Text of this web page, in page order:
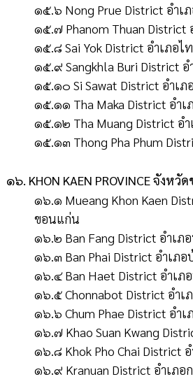
๑๕.๖ Nong Prue District อำเ
๑๕.๗ Phanom Thuan District
๑๕.๘ Sai Yok District อำเภอไ
๑๕.๙ Sangkhla Buri District อ
๑๕.๑๐ Si Sawat District อำเภ
๑๕.๑๑ Tha Maka District อำเ
๑๕.๑๒ Tha Muang District อำ
๑๕.๑๓ Thong Pha Phum
๑๖. KHON KAEN PROVINCE จังห
๑๖.๑ Mueang Khon Kaen
ขอนแก่น
๑๖.๒ Ban Fang District อำเภ
๑๖.๓ Ban Phai District อำเภอ
๑๖.๔ Ban Haet District อำเภ
๑๖.๕ Chonnabot District อำ
๑๖.๖ Chum Phae District อำ
๑๖.๗ Khao Suan Kwang
๑๖.๘ Khok Pho Chai District
๑๖.๙ Kranuan District อำเภอ